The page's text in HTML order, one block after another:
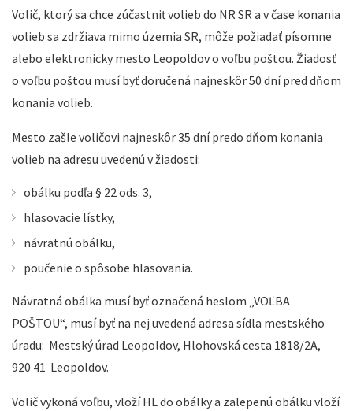
Volič, ktorý sa chce zúčastniť volieb do NR SR a v čase konania
volieb sa zdržiava mimo územia SR, môže požiadať písomne
alebo elektronicky mesto Leopoldov o voľbu poštou. Žiadosť
o voľbu poštou musí byť doručená najneskôr 50 dní pred dňom
konania volieb.
Mesto zašle voličovi najneskôr 35 dní predo dňom konania
volieb na adresu uvedenú v žiadosti:
obálku podľa § 22 ods. 3,
hlasovacie lístky,
návratnú obálku,
poučenie o spôsobe hlasovania.
Návratná obálka musí byť označená heslom „VOĽBA
POŠTOU“, musí byť na nej uvedená adresa sídla mestského
úradu: Mestský úrad Leopoldov, Hlohovská cesta 1818/2A,
920 41 Leopoldov.
Volič vykoná voľbu, vloží HL do obálky a zalepenú obálku vloží